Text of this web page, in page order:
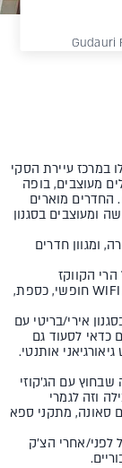
Gudauri
במרכז עיירת הסקי
מעוצבים, בופה
החדרים מוארים
ומעוצבים בסגנון
ומגוון חדרים
הקווקז
המדהימים. כל החדרים מאובזרים במכונת קפה/תה, WIFI חופשי, כספת,
אירי/בריטי עם
כדאי לסעוד גם
אותנטי.
עם הג'קוזי
וזה לגמרי
סאונה, מתקני ספא
לפני/אחרי הצ'ק